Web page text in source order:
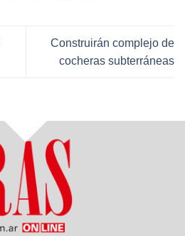
Construirán complejo de
cocheras subterráneas